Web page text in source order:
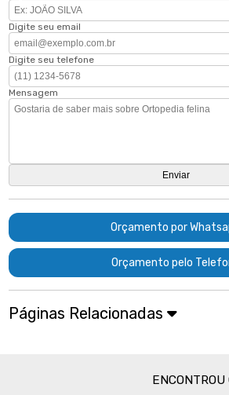
Digite seu email
Digite seu telefone
Mensagem
Orçamento por
Orçamento pelo
Páginas Relacionadas
ENCONTROU